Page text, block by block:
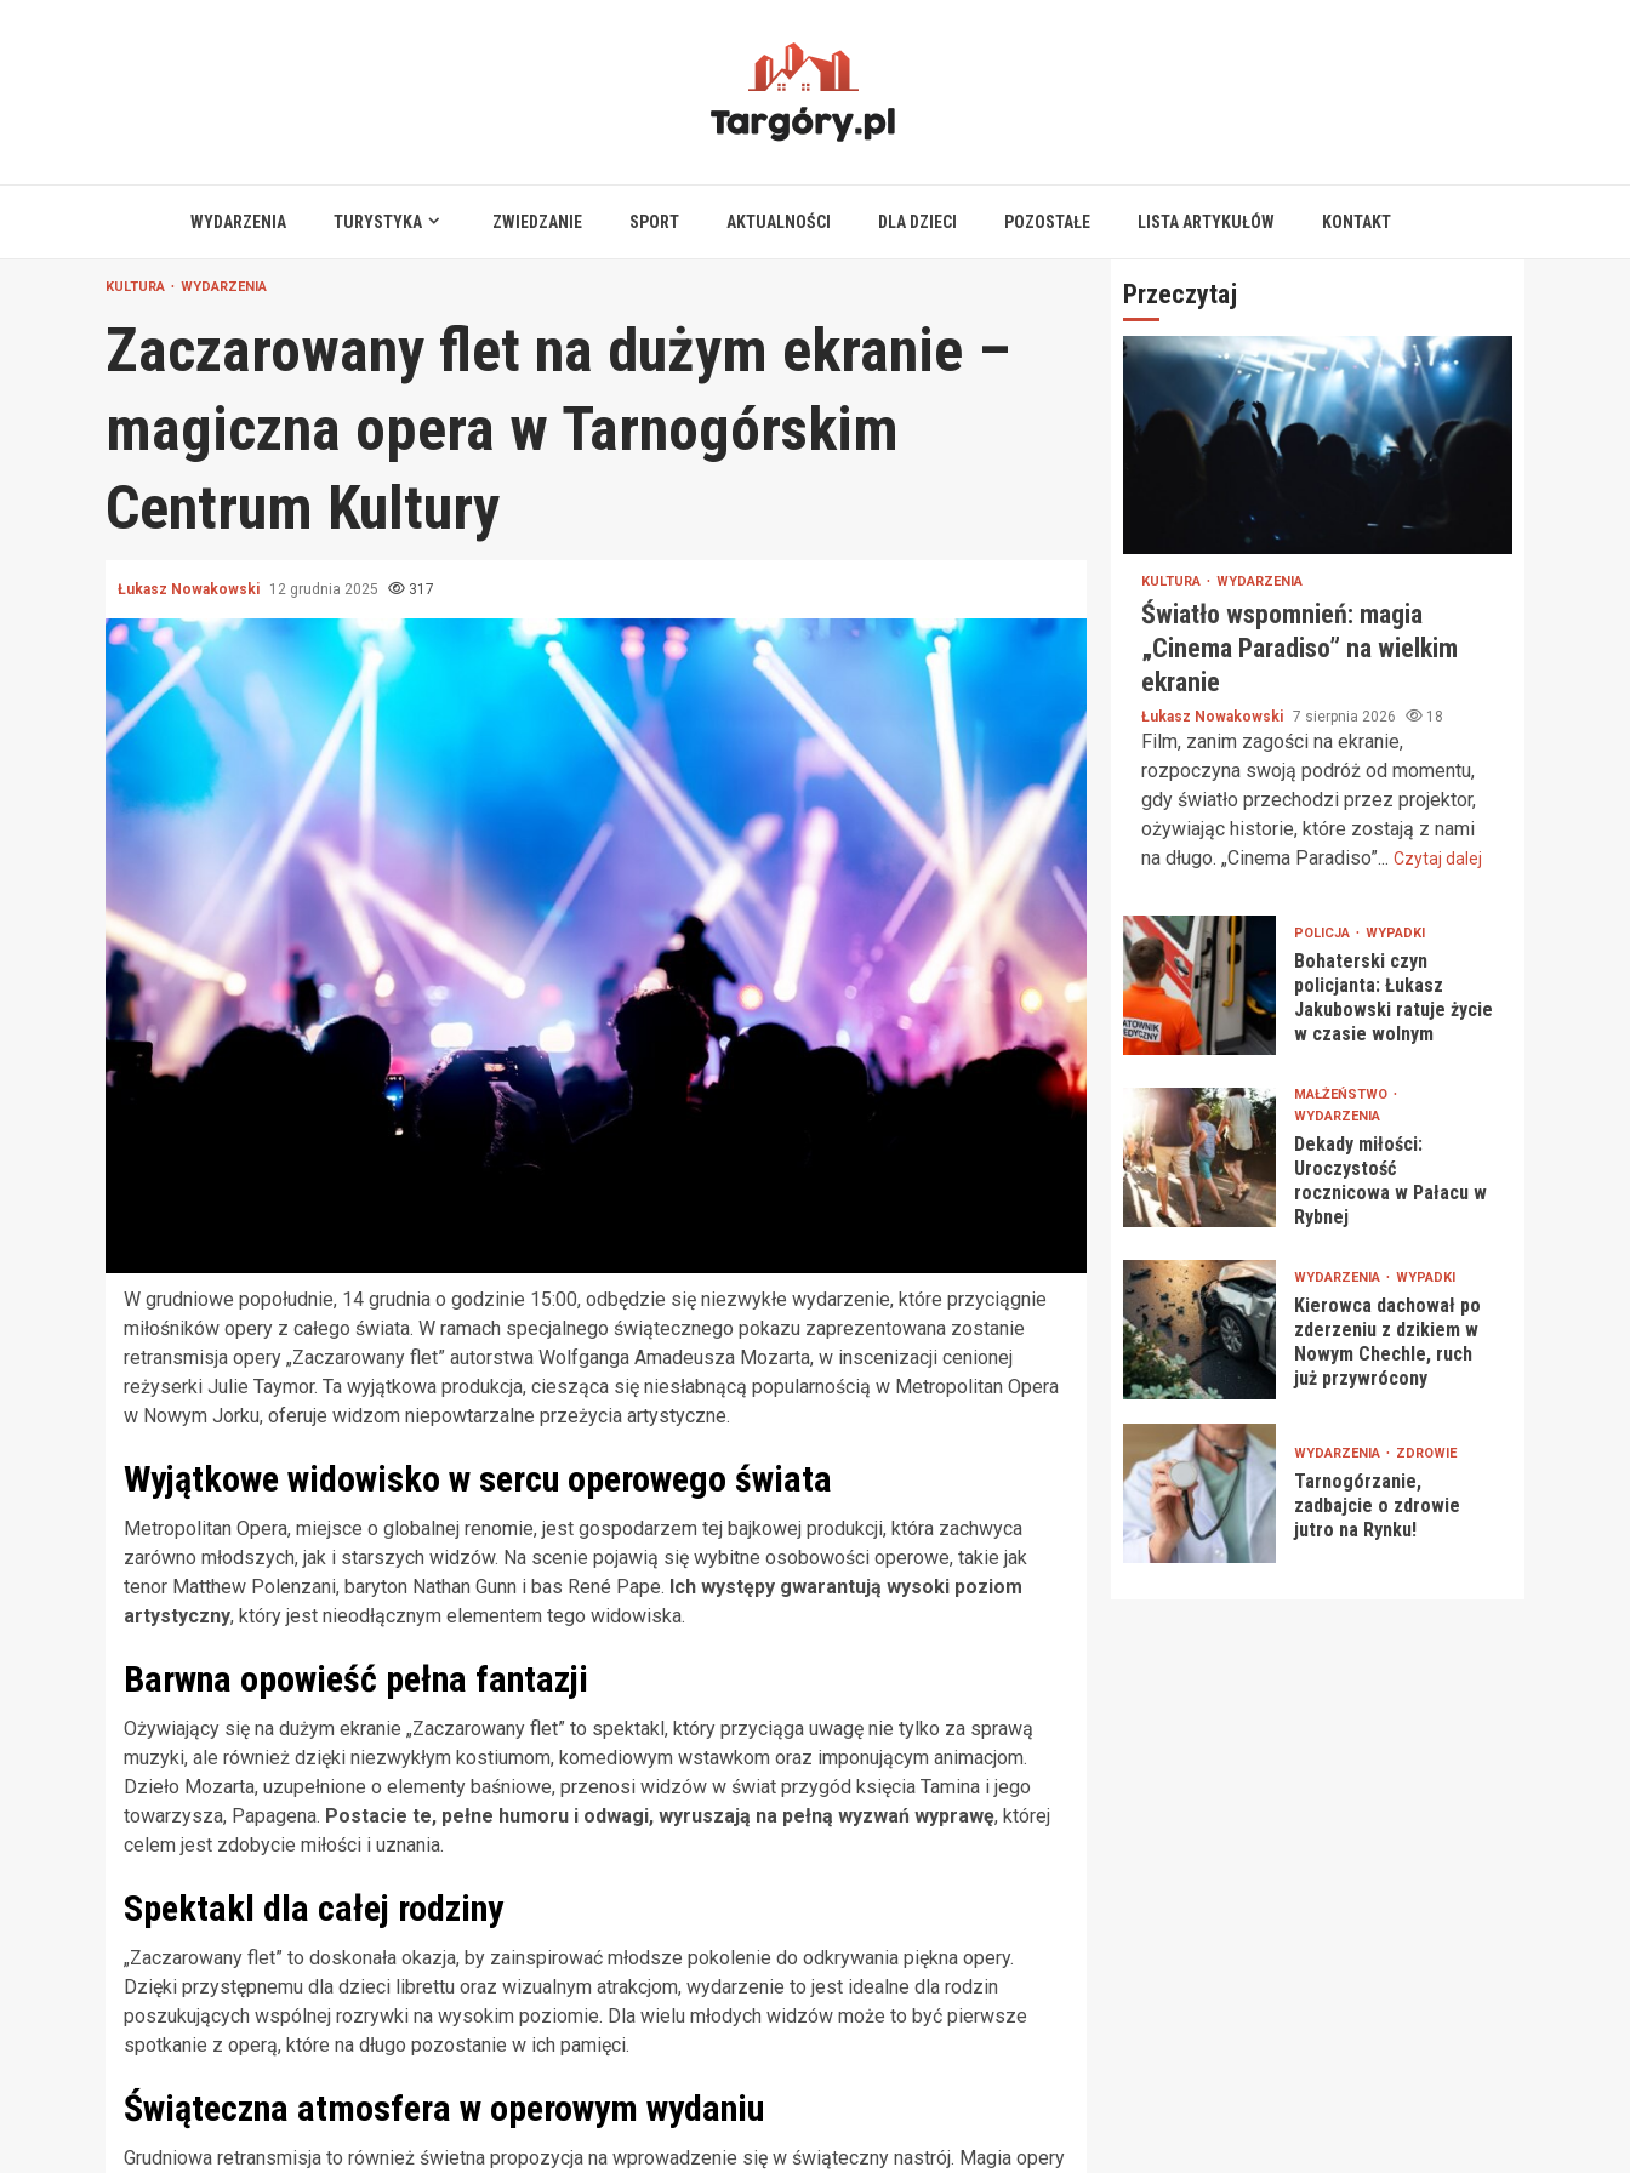
WYDARZENIA TURYSTYKA ZWIEDZANIE SPORT AKTUALNOŚCI DLA DZIECI POZOSTAŁE LISTA ARTYKUŁÓW KONTAKT
KULTURA WYDARZENIA
Zaczarowany flet na dużym ekranie –
magiczna opera w Tarnogórskim
Centrum Kultury
Łukasz Nowakowski 12 grudnia 2025 317
W grudniowe popołudnie, 14 grudnia o godzinie 15:00, odbędzie się niezwykłe wydarzenie, które przyciągnie
miłośników opery z całego świata. W ramach specjalnego świątecznego pokazu zaprezentowana zostanie
retransmisja opery „Zaczarowany flet” autorstwa Wolfganga Amadeusza Mozarta, w inscenizacji cenionej
reżyserki Julie Taymor. Ta wyjątkowa produkcja, ciesząca się niesłabnącą popularnością w Metropolitan Opera
w Nowym Jorku, oferuje widzom niepowtarzalne przeżycia artystyczne.
Wyjątkowe widowisko w sercu operowego świata
Metropolitan Opera, miejsce o globalnej renomie, jest gospodarzem tej bajkowej produkcji, która zachwyca
zarówno młodszych, jak i starszych widzów. Na scenie pojawią się wybitne osobowości operowe, takie jak
tenor Matthew Polenzani, baryton Nathan Gunn i bas René Pape. Ich występy gwarantują wysoki poziom
artystyczny, który jest nieodłącznym elementem tego widowiska.
Barwna opowieść pełna fantazji
Ożywiający się na dużym ekranie „Zaczarowany flet” to spektakl, który przyciąga uwagę nie tylko za sprawą
muzyki, ale również dzięki niezwykłym kostiumom, komediowym wstawkom oraz imponującym animacjom.
Dzieło Mozarta, uzupełnione o elementy baśniowe, przenosi widzów w świat przygód księcia Tamina i jego
towarzysza, Papagena. Postacie te, pełne humoru i odwagi, wyruszają na pełną wyzwań wyprawę, której
celem jest zdobycie miłości i uznania.
Spektakl dla całej rodziny
„Zaczarowany flet” to doskonała okazja, by zainspirować młodsze pokolenie do odkrywania piękna opery.
Dzięki przystępnemu dla dzieci librettu oraz wizualnym atrakcjom, wydarzenie to jest idealne dla rodzin
poszukujących wspólnej rozrywki na wysokim poziomie. Dla wielu młodych widzów może to być pierwsze
spotkanie z operą, które na długo pozostanie w ich pamięci.
Świąteczna atmosfera w operowym wydaniu
Grudniowa retransmisja to również świetna propozycja na wprowadzenie się w świąteczny nastrój. Magia opery
Przeczytaj
KULTURA WYDARZENIA
Światło wspomnień: magia
„Cinema Paradiso” na wielkim
ekranie
Łukasz Nowakowski 7 sierpnia 2026 18
Film, zanim zagości na ekranie,
rozpoczyna swoją podróż od momentu,
gdy światło przechodzi przez projektor,
ożywiając historie, które zostają z nami
na długo. „Cinema Paradiso”... Czytaj dalej
POLICJA WYPADKI
Bohaterski czyn
policjanta: Łukasz
Jakubowski ratuje życie
w czasie wolnym
MAŁŻEŃSTWO
WYDARZENIA
Dekady miłości:
Uroczystość
rocznicowa w Pałacu w
Rybnej
WYDARZENIA WYPADKI
Kierowca dachował po
zderzeniu z dzikiem w
Nowym Chechle, ruch
już przywrócony
WYDARZENIA ZDROWIE
Tarnogórzanie,
zadbajcie o zdrowie
jutro na Rynku!